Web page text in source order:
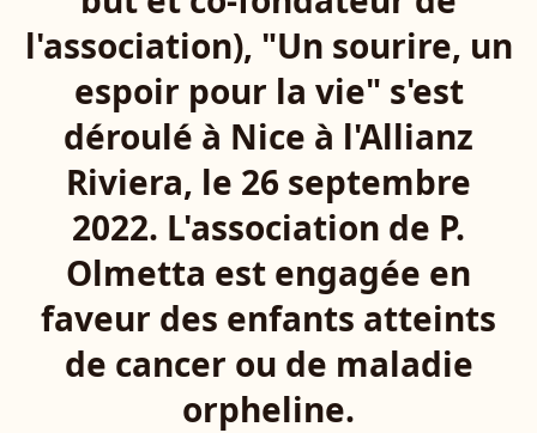
l'association), "Un sourire, un
espoir pour la vie" s'est
déroulé à Nice à l'Allianz
Riviera, le 26 septembre
2022. L'association de P.
Olmetta est engagée en
faveur des enfants atteints
de cancer ou de maladie
orpheline.